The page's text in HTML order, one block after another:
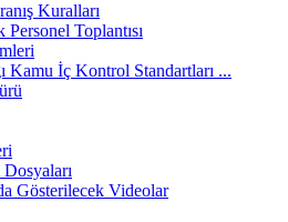
Kuralları
Toplantısı
Kamu İç Kontrol Standartları ...
Gösterilecek Videolar